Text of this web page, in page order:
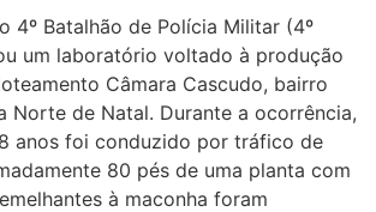
4º Batalhão de Polícia Militar (4º
um laboratório voltado à produção
Câmara Cascudo, bairro
Norte de Natal. Durante a ocorrência,
anos foi conduzido por tráfico de
80 pés de uma planta com
à maconha foram